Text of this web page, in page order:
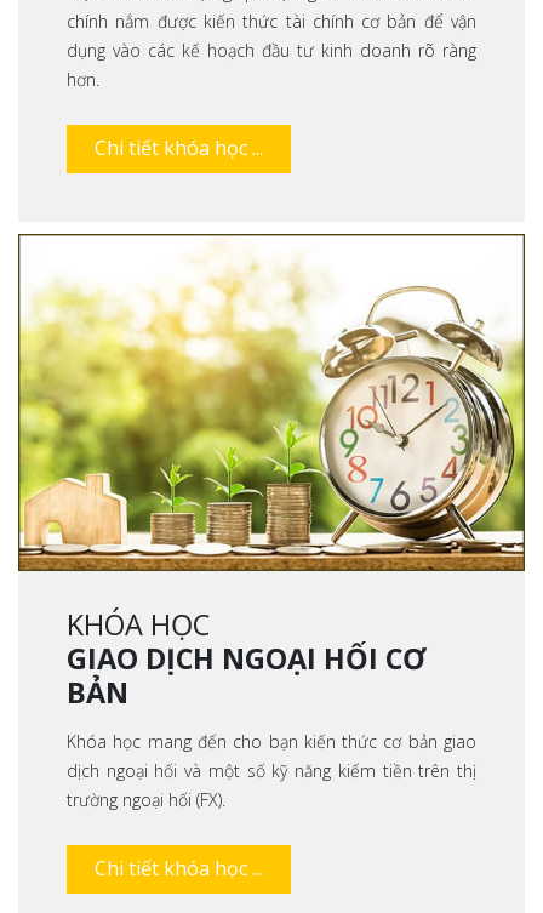
chính nắm được kiến thức tài chính cơ bản để vận
dụng vào các kế hoạch đầu tư kinh doanh rõ ràng
hơn.
Chi tiết khóa học ...
KHÓA HỌC
GIAO DỊCH NGOẠI HỐI CƠ
BẢN
Khóa học mang đến cho bạn kiến thức cơ bản giao
dịch ngoại hối và một số kỹ năng kiếm tiền trên thị
trường ngoại hối (FX).
Chi tiết khóa học ...